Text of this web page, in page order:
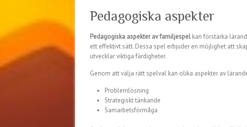
Pedagogiska aspekter
Pedagogiska aspekter av familjespel kan förstärka
ett effektivt sätt. Dessa spel erbjuder en möjlighet att
utvecklar viktiga färdigheter.
Genom att välja rätt spelval kan olika aspekter av
Problemlösning
Strategiskt tänkande
Samarbetsförmåga